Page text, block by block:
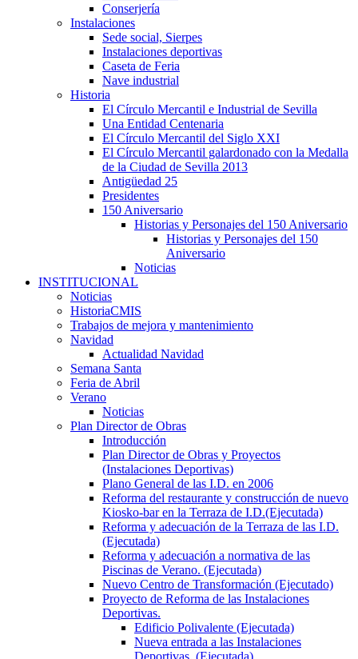
Conserjería
Instalaciones
Sede social, Sierpes
Instalaciones deportivas
Caseta de Feria
Nave industrial
Historia
El Círculo Mercantil e Industrial de Sevilla
Una Entidad Centenaria
El Círculo Mercantil del Siglo XXI
El Círculo Mercantil galardonado con la Medalla
de la Ciudad de Sevilla 2013
Antigüedad 25
Presidentes
150 Aniversario
Historias y Personajes del 150 Aniversario
Historias y Personajes del 150
Aniversario
Noticias
INSTITUCIONAL
Noticias
HistoriaCMIS
Trabajos de mejora y mantenimiento
Navidad
Actualidad Navidad
Semana Santa
Feria de Abril
Verano
Noticias
Plan Director de Obras
Introducción
Plan Director de Obras y Proyectos
(Instalaciones Deportivas)
Plano General de las I.D. en 2006
Reforma del restaurante y construcción de nuevo
Kiosko-bar en la Terraza de I.D.(Ejecutada)
Reforma y adecuación de la Terraza de las I.D.
(Ejecutada)
Reforma y adecuación a normativa de las
Piscinas de Verano. (Ejecutada)
Nuevo Centro de Transformación (Ejecutado)
Proyecto de Reforma de las Instalaciones
Deportivas.
Edificio Polivalente (Ejecutada)
Nueva entrada a las Instalaciones
Deportivas. (Ejecutada)